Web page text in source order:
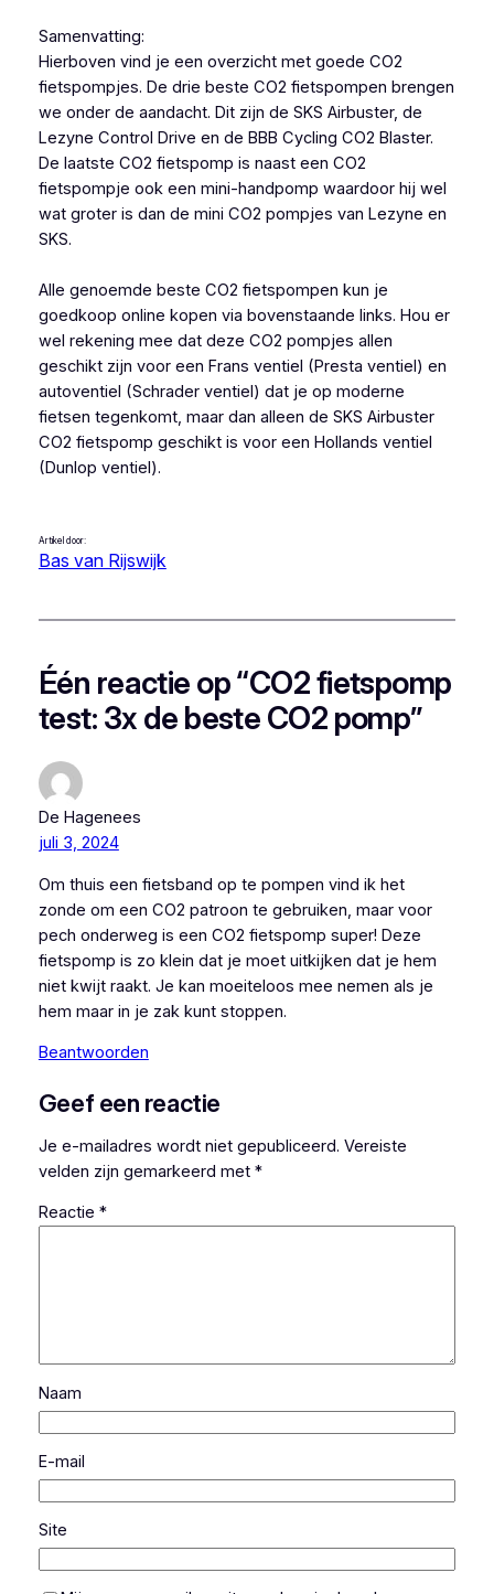
Samenvatting:
Hierboven vind je een overzicht met goede CO2
fietspompjes. De drie beste CO2 fietspompen brengen
we onder de aandacht. Dit zijn de SKS Airbuster, de
Lezyne Control Drive en de BBB Cycling CO2 Blaster.
De laatste CO2 fietspomp is naast een CO2
fietspompje ook een mini-handpomp waardoor hij wel
wat groter is dan de mini CO2 pompjes van Lezyne en
SKS.
Alle genoemde beste CO2 fietspompen kun je
goedkoop online kopen via bovenstaande links. Hou er
wel rekening mee dat deze CO2 pompjes allen
geschikt zijn voor een Frans ventiel (Presta ventiel) en
autoventiel (Schrader ventiel) dat je op moderne
fietsen tegenkomt, maar dan alleen de SKS Airbuster
CO2 fietspomp geschikt is voor een Hollands ventiel
(Dunlop ventiel).
Artikel door:
Bas van Rijswijk
Één reactie op “CO2 fietspomp
test: 3x de beste CO2 pomp”
De Hagenees
juli 3, 2024
Om thuis een fietsband op te pompen vind ik het
zonde om een CO2 patroon te gebruiken, maar voor
pech onderweg is een CO2 fietspomp super! Deze
fietspomp is zo klein dat je moet uitkijken dat je hem
niet kwijt raakt. Je kan moeiteloos mee nemen als je
hem maar in je zak kunt stoppen.
Beantwoorden
Geef een reactie
Je e-mailadres wordt niet gepubliceerd. Vereiste
velden zijn gemarkeerd met *
Reactie *
Naam
E-mail
Site